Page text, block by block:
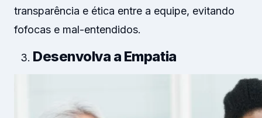
transparência e ética entre a equipe, evitando
fofocas e mal-entendidos.
Desenvolva a Empatia